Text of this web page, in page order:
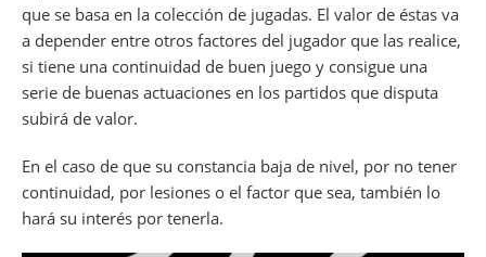
que se basa en la colección de jugadas. El valor de éstas va
a depender entre otros factores del jugador que las realice,
si tiene una continuidad de buen juego y consigue una
serie de buenas actuaciones en los partidos que disputa
subirá de valor.
En el caso de que su constancia baja de nivel, por no tener
continuidad, por lesiones o el factor que sea, también lo
hará su interés por tenerla.